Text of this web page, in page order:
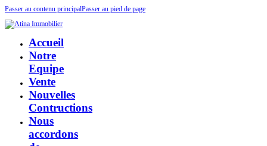
Passer au contenu principalPasser au pied de page
Accueil
Notre
Equipe
Vente
Nouvelles
Contructions
Nous
accordons